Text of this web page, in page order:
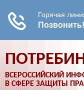
ВСЕРОССИЙСКИЙ
В СФЕРЕ ЗАЩИТЫ